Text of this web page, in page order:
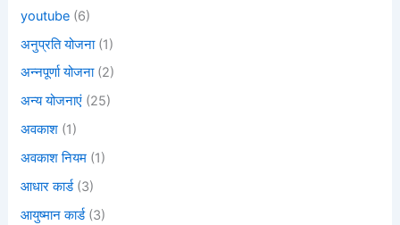
youtube (6)
अनुप्रति योजना(1)
अन्नपूर्णा योजना(2)
अन्य योजनाएं (25)
अवकाश (1)
अवकाश नियम (1)
आधार कार्ड(3)
आयुष्मान कार्ड(3)